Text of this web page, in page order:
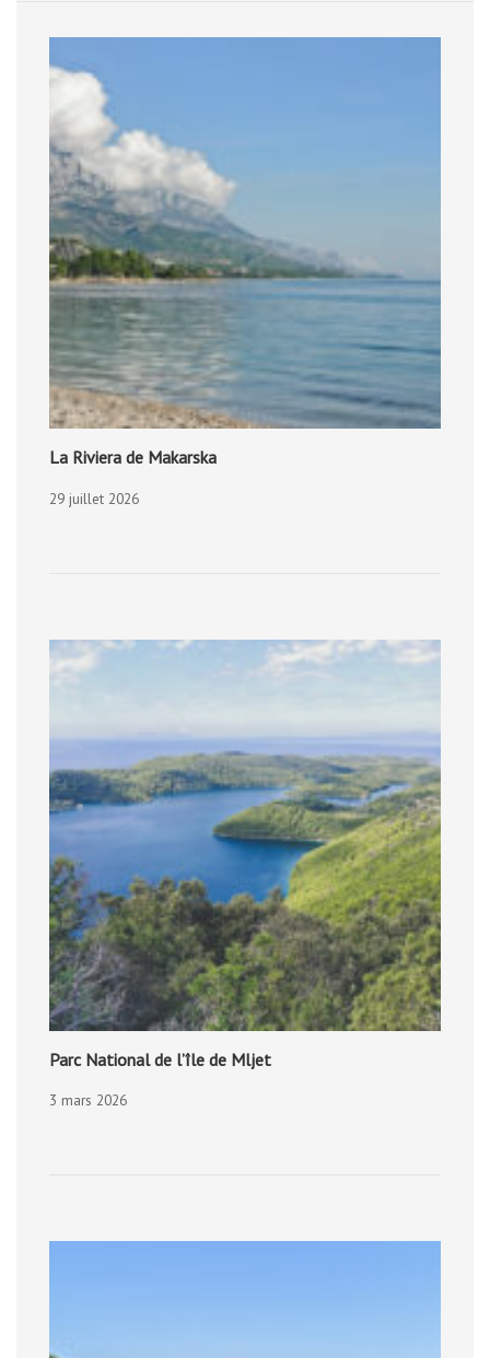
La Riviera de Makarska
29 juillet 2026
Parc National de l’île de Mljet
3 mars 2026